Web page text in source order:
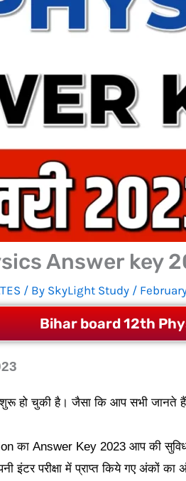
Answer key
/ By SkyLight Study /
Bihar board 12th
से शुरू हो चुकी है। जैसा कि आप सभी
का Answer Key 2023 आप की
परीक्षा में प्राप्त किये गए अंकों का